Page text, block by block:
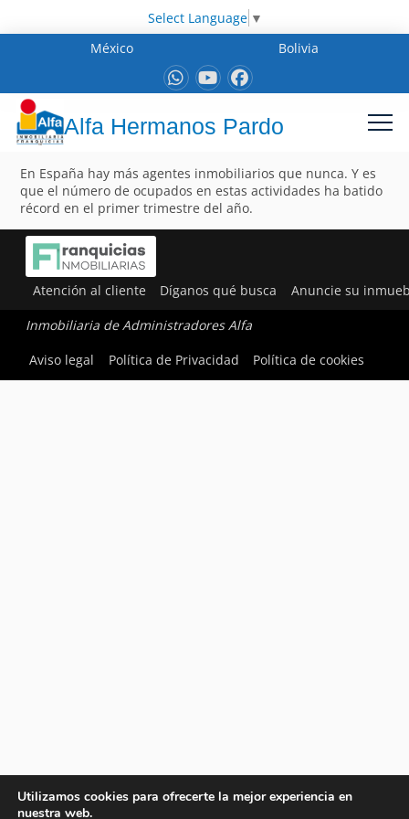
Select Language ▼
México
Bolivia
Alfa Hermanos Pardo
En España hay más agentes inmobiliarios que nunca. Y es
que el número de ocupados en estas actividades ha batido
récord en el primer trimestre del año.
Atención al cliente Díganos qué busca Anuncie su
Inmobiliaria de Administradores Alfa
Aviso legal
Política de Privacidad Política de cookies
Utilizamos cookies para ofrecerte la mejor experiencia en
nuestra web.